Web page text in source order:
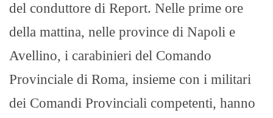
del conduttore di Report. Nelle prime ore
della mattina, nelle province di Napoli e
Avellino, i carabinieri del Comando
Provinciale di Roma, insieme con i militari
dei Comandi Provinciali competenti, hanno